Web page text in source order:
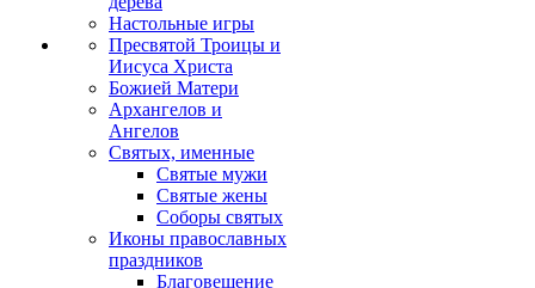
Настольные игры
Пресвятой Троицы и
Иисуса Христа
Божией Матери
Архангелов и
Ангелов
Святых, именные
Святые мужи
Святые жены
Соборы святых
Иконы православных
праздников
Благовещение